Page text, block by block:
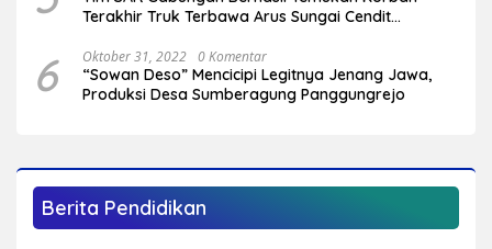
Terakhir Truk Terbawa Arus Sungai Cendit
6 Oktober 31, 2022 0 Komentar
“Sowan Deso” Mencicipi Legitnya Jenang Jawa,
Produksi Desa Sumberagung Panggungrejo
Berita Pendidikan